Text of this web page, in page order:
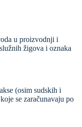
u proizvodnji i
žigova i oznaka
(osim sudskih i
se zaračunavaju po